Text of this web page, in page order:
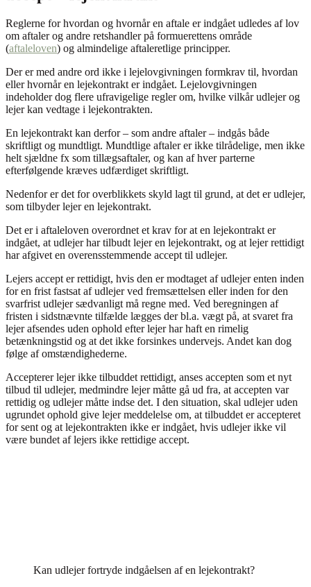
Reglerne for hvordan og hvornår en aftale er indgået udledes af lov
om aftaler og andre retshandler på formuerettens område
(aftaleloven) og almindelige aftaleretlige principper.
Der er med andre ord ikke i lejelovgivningen formkrav til, hvordan
eller hvornår en lejekontrakt er indgået. Lejelovgivningen
indeholder dog flere ufravigelige regler om, hvilke vilkår udlejer og
lejer kan vedtage i lejekontrakten.
En lejekontrakt kan derfor – som andre aftaler – indgås både
skriftligt og mundtligt. Mundtlige aftaler er ikke tilrådelige, men ikke
helt sjældne fx som tillægsaftaler, og kan af hver parterne
efterfølgende kræves udfærdiget skriftligt.
Nedenfor er det for overblikkets skyld lagt til grund, at det er udlejer,
som tilbyder lejer en lejekontrakt.
Det er i aftaleloven overordnet et krav for at en lejekontrakt er
indgået, at udlejer har tilbudt lejer en lejekontrakt, og at lejer rettidigt
har afgivet en overensstemmende accept til udlejer.
Lejers accept er rettidigt, hvis den er modtaget af udlejer enten inden
for en frist fastsat af udlejer ved fremsættelsen eller inden for den
svarfrist udlejer sædvanligt må regne med. Ved beregningen af
fristen i sidstnævnte tilfælde lægges der bl.a. vægt på, at svaret fra
lejer afsendes uden ophold efter lejer har haft en rimelig
betænkningstid og at det ikke forsinkes undervejs. Andet kan dog
følge af omstændighederne.
Accepterer lejer ikke tilbuddet rettidigt, anses accepten som et nyt
tilbud til udlejer, medmindre lejer måtte gå ud fra, at accepten var
rettidig og udlejer måtte indse det. I den situation, skal udlejer uden
ugrundet ophold give lejer meddelelse om, at tilbuddet er accepteret
for sent og at lejekontrakten ikke er indgået, hvis udlejer ikke vil
være bundet af lejers ikke rettidige accept.
Kan udlejer fortryde indgåelsen af en lejekontrakt?